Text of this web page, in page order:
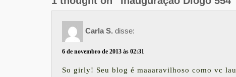
Carla S. disse:
6 de novembro de 2013 às 02:31
So girly! Seu blog é maaaravilhoso como vc